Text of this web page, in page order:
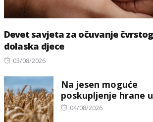
Devet savjeta za očuvanje
dolaska djece
Posted
03/08/2026
Na jesen moguće
poskupljenje hrane
Posted
04/08/2026